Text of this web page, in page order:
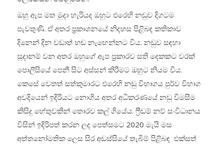
ඔහු ඇප මත මුදා හැරියද ඔහුට එරෙහි නඩුව දිගටම
පැවතුණි. ඒ අතර ප්‍රකාශනයේ නිදහස පිළිබඳ කතිකාව
දිනෙන් දින වඩාත් හඬ නැඟෙන්නට විය. නඩුව සඳහා
සූදානම් වන අතර ඔහුගේ ඇප ප්‍රකාරව සති දෙකකට වරක්
පොලීසියේ පෙනී සිට අස්සන් කිරීමට ඔහුට නියම විය.
කෙසේ වෙතත් සත්කුමාරට එරෙහි නඩු විභාගය පුර්ව විභාග
අවදියෙන් ඉදිරියට නොගිය අතර අධිකරණයේ නඩු විමසීම
කිසිදු හේතුවකින් තොරව කල් ගියේය. ෆ්‍රීඩම් නව් සංවිධානය
විසින් ඉදිරිපත් කරන ලද පෙත්සමට 2020 මැයි මස
අත්තනෝමතික ලෙස සිර අඩස්සියේ තැබීම් පිළිබඳ එක්සත්